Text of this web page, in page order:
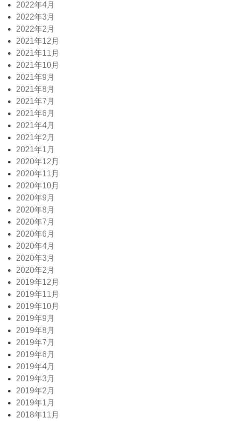
2022年4月
2022年3月
2022年2月
2021年12月
2021年11月
2021年10月
2021年9月
2021年8月
2021年7月
2021年6月
2021年4月
2021年2月
2021年1月
2020年12月
2020年11月
2020年10月
2020年9月
2020年8月
2020年7月
2020年6月
2020年4月
2020年3月
2020年2月
2019年12月
2019年11月
2019年10月
2019年9月
2019年8月
2019年7月
2019年6月
2019年4月
2019年3月
2019年2月
2019年1月
2018年11月